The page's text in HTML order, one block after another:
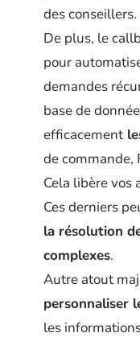
des conseillers.
De plus, le
pour
demandes
base de
efficacement
de commande,
Cela libère vos
Ces derniers
la résolution
complexes.
Autre atout
personnaliser
les